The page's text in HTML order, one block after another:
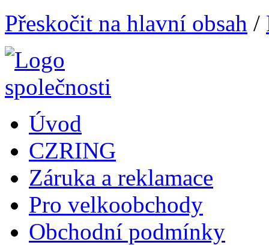
Přeskočit na hlavní obsah /
Úvod
CZRING
Záruka a reklamace
Pro velkoobchody
Obchodní podmínky